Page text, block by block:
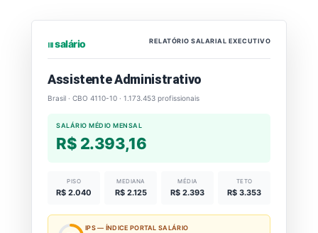
⏐⏐⏐ salário RELATÓRIO SALARIAL EXECUTIVO
Assistente Administrativo
Brasil · CBO 4110-10 · 1.173.453 profissionais
SALÁRIO MÉDIO MENSAL
R$ 2.393,16
PISO
R$ 2.040
MEDIANA
R$ 2.125
MÉDIA
R$ 2.393
TETO
R$ 3.353
IPS — ÍNDICE PORTAL SALÁRIO